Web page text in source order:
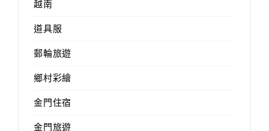
越南
道具服
郵輪旅遊
鄉村彩繪
金門住宿
金門旅遊